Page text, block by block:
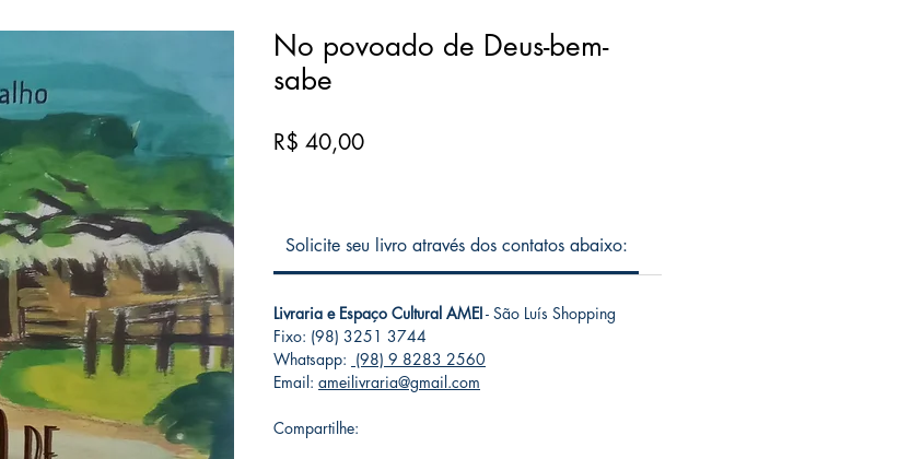
No povoado de Deus-bem-
sabe
R$ 40,00Preço
Solicite seu livro através dos contatos abaixo:
Livraria e Espaço Cultural AMEI- São Luís Shopping
Fixo: (98) 3251 3744
Whatsapp: (98) 9 8283 2560
Email: ameilivraria@gmail.com
Compartilhe: